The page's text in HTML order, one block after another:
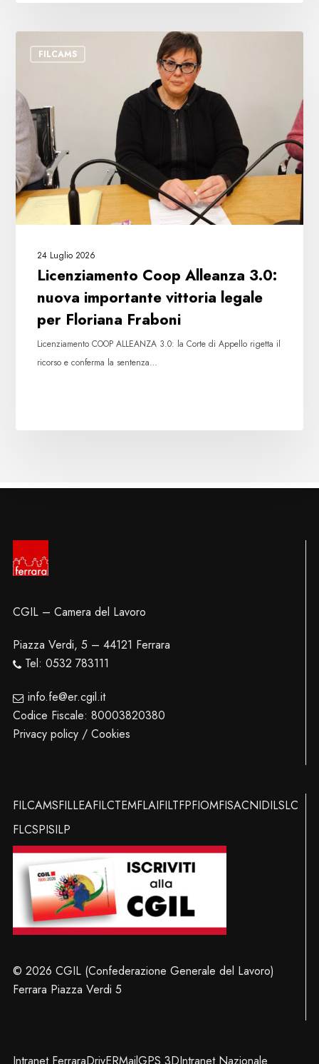
FILCAMS
Coop
3.0:
nuova
importante
vittoria
legale
per
Floriana
Fraboni
24 Luglio 2026
Licenziamento Coop Alleanza 3.0:
nuova importante vittoria legale
per Floriana Fraboni
Licenziamento COOP ALLEANZA 3.0: la Corte di Appello rigetta il
ricorso e conferma la sentenza…
CGIL – Camera del Lavoro
Piazza Verdi, 5 – 44121 Ferrara
Tel: 0532 783111
info.fe@er.cgil.it
Codice Fiscale: 80003820380
Privacy policy / Cookies
FILCAMSFILLEAFILCTEMFLAIFILTFPFIOMFISACNIDILSLC
FLCSPISILP
© 2026 CGIL (Confederazione Generale del Lavoro)
Ferrara Piazza Verdi 5
Intranet FerraraDrivERMailGPS 3DIntranet Nazionale